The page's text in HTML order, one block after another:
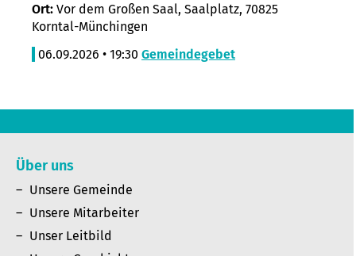
Ort: Vor dem Großen Saal, Saalplatz, 70825
Korntal-Münchingen
06.09.2026 • 19:30 Gemeindegebet
Über uns
Unsere Gemeinde
Unsere Mitarbeiter
Unser Leitbild